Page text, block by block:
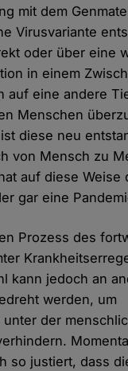
mit dem
Virusvariante
oder über eine
in einem
auf eine andere
Menschen
diese neu
von Mensch zu
auf diese Weise
gar eine
Prozess des
kann jedoch an
werden, um
der
so justiert, dass